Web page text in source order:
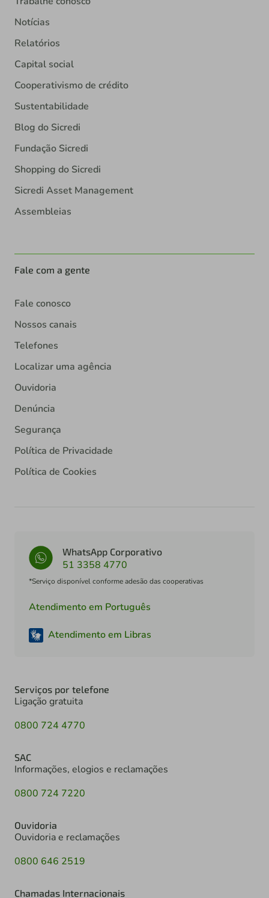
Notícias
Relatórios
Capital social
Cooperativismo de crédito
Sustentabilidade
Blog do Sicredi
Fundação Sicredi
Shopping do Sicredi
Sicredi Asset Management
Assembleias
Fale com a gente
Fale conosco
Nossos canais
Telefones
Localizar uma agência
Ouvidoria
Denúncia
Segurança
Política de Privacidade
Política de Cookies
WhatsApp Corporativo
51 3358 4770
*Serviço disponível conforme adesão das cooperativas
Atendimento em Português
Atendimento em Libras
Serviços por telefone
Ligação gratuita
0800 724 4770
SAC
Informações, elogios e reclamações
0800 724 7220
Ouvidoria
Ouvidoria e reclamações
0800 646 2519
Chamadas Internacionais